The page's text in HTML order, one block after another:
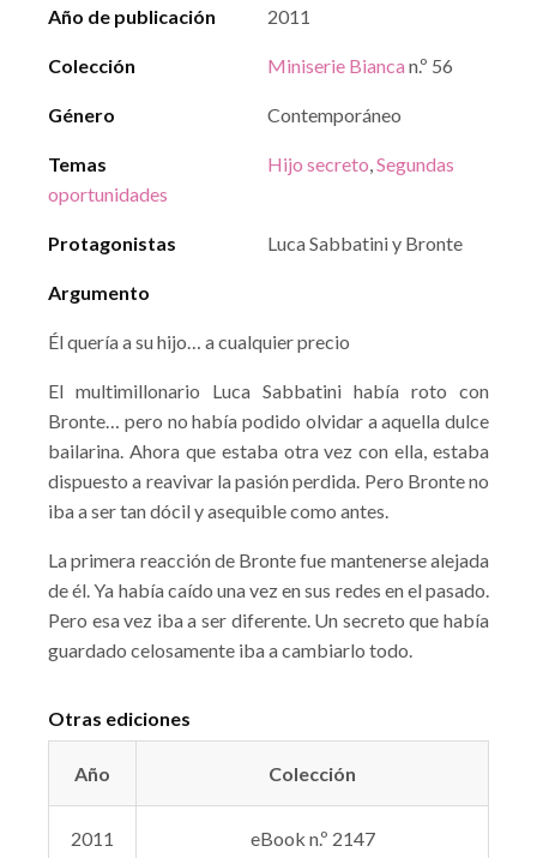
Año de publicación 2011
Colección Miniserie Bianca n.º 56
Género Contemporáneo
Temas Hijo secreto,Segundas
oportunidades
Protagonistas Luca Sabbatini y Bronte
Argumento
Él quería a su hijo… a cualquier precio
El multimillonario Luca Sabbatini había roto con
Bronte… pero no había podido olvidar a aquella dulce
bailarina. Ahora que estaba otra vez con ella, estaba
dispuesto a reavivar la pasión perdida. Pero Bronte no
iba a ser tan dócil y asequible como antes.
La primera reacción de Bronte fue mantenerse alejada
de él. Ya había caído una vez en sus redes en el pasado.
Pero esa vez iba a ser diferente. Un secreto que había
guardado celosamente iba a cambiarlo todo.
Otras ediciones
Año Colección
2011 eBook n.º 2147